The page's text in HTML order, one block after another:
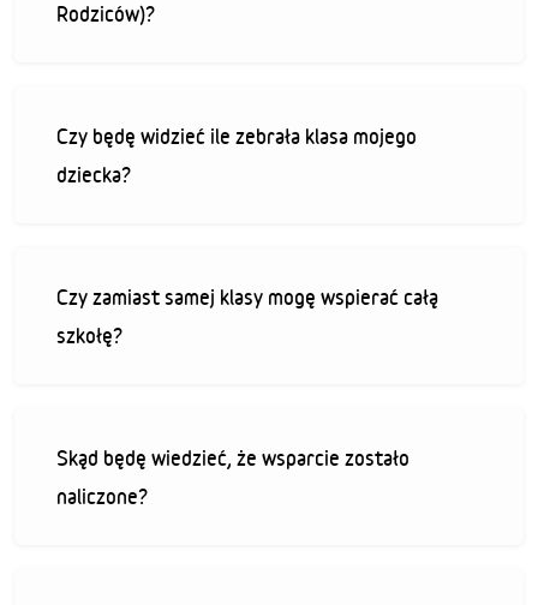
Rodziców)?
Czy będę widzieć ile zebrała klasa mojego
dziecka?
Czy zamiast samej klasy mogę wspierać całą
szkołę?
Skąd będę wiedzieć, że wsparcie zostało
naliczone?